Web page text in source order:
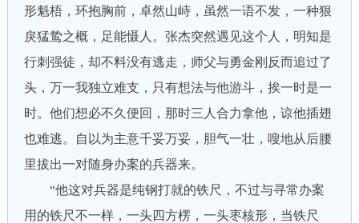
形魁梧，环抱胸前，卓然山峙，虽然一语不发，一种狠
戾猛鸷之概，足能慑人。张杰突然遇见这个人，明知是
行刺强徒，却不料没有逃走，师父与勇金刚反而追过了
头，万一我独立难支，只有想法与他游斗，挨一时是一
时。他们想必不久便回，那时三人合力拿他，谅他插翅
也难逃。自以为主意千妥万妥，胆气一壮，嗖地从后腰
里拔出一对随身办案的兵器来。
“他这对兵器是纯钢打就的铁尺，不过与寻常办案
用的铁尺不一样，一头四方楞，一头枣核形，当铁尺